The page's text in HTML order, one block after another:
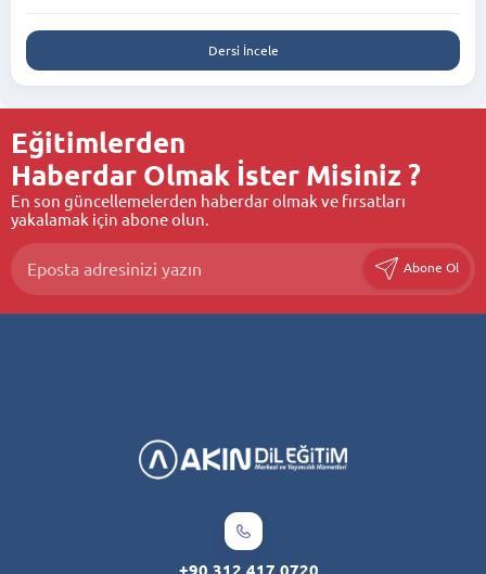
Dersi İncele
Eğitimlerden
Haberdar Olmak İster Misiniz ?
En son güncellemelerden haberdar olmak ve fırsatları
yakalamak için abone olun.
Abone Ol
+90 312 417 0720